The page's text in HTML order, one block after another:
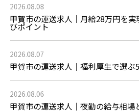
2026.08.08
甲賀市の運送求人｜月給28万円を
びポイント
2026.08.07
甲賀市の運送求人｜福利厚生で選ぶ
2026.08.06
甲賀市の運送求人｜夜勤の給与相場